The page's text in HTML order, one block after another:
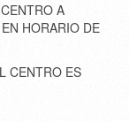
A
HORARIO DE
CENTRO ES